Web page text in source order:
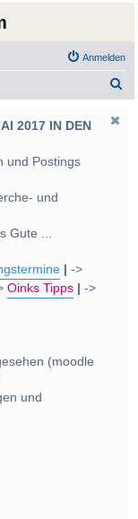
Anmelden
2017 IN DEN
und Postings
und
Gute ...
->
Oinks Tipps
->
(moodle
und